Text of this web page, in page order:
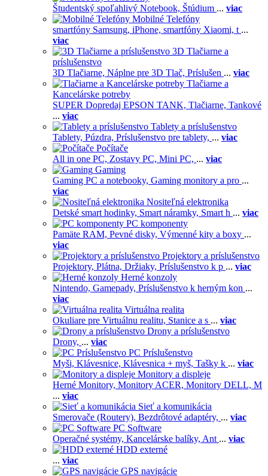
Študentský spoľahlivý Notebook, Štúdium ... viac
Mobilné Telefóny
smartfóny Samsung, iPhone, smartfóny Xiaomi, t ...
viac
3D Tlačiarne a
príslušenstvo
3D Tlačiarne, Náplne pre 3D Tlač, Príslušen ... viac
Tlačiarne a
Kancelárske potreby
SUPER Dopredaj EPSON TANK, Tlačiarne, Tankové
... viac
Tablety a príslušenstvo
Tablety, Púzdra, Príslušenstvo pre tablety, ... viac
Počítače
All in one PC, Zostavy PC, Mini PC, ... viac
Gaming
Gaming PC a notebooky, Gaming monitory a pro ...
viac
Nositeľná elektronika
Detské smart hodinky, Smart náramky, Smart h ... viac
PC komponenty
Pamäte RAM, Pevné disky, Výmenné kity a boxy ...
viac
Projektory a príslušenstvo
Projektory, Plátna, Držiaky, Príslušenstvo k p ... viac
Herné konzoly
Nintendo, Gamepady, Príslušenstvo k herným kon ...
viac
Virtuálna realita
Okuliare pre Virtuálnu realitu, Stanice a s ... viac
Drony a príslušenstvo
Drony, ... viac
PC Príslušenstvo
Myši, Klávesnice, Klávesnica + myš, Tašky k ... viac
Monitory a displeje
Herné Monitory, Monitory ACER, Monitory DELL, M
... viac
Sieť a komunikácia
Smerovače (Routery), Bezdrôtové adaptéry, ... viac
PC Software
Operačné systémy, Kancelárske balíky, Ant ... viac
HDD externé
... viac
GPS navigácie